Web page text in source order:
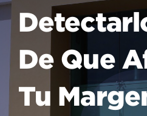
De Que
Tu